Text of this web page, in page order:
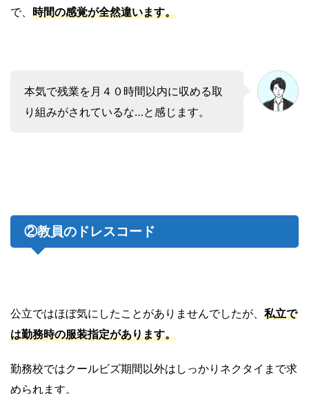
で、 時間の感覚が全然違います。
本気で残業を月４０時間以内に収める取
り組みがされているな…と感じます。
②教員のドレスコード
公立ではほぼ気にしたことがありませんでしたが、 私立で
は勤務時の服装指定があります。
勤務校ではクールビズ期間以外はしっかりネクタイまで求
められます。